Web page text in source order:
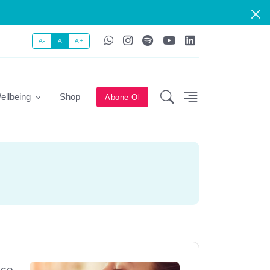
A- A A+
Shop Abone Ol